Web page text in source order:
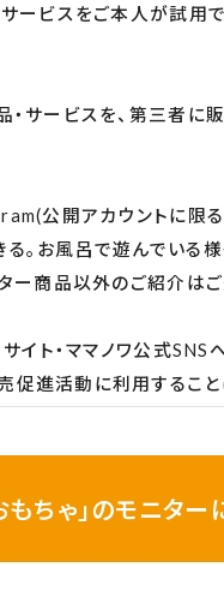
ービスをご本人が試用で
・サービスを、第三者に
公開アカウントに限る
。お風呂で遊んでいる
ー商品以外のご紹介はご
イト・ママノワ公式SNS
促進活動に利用するこ
ちゃ」のモニター